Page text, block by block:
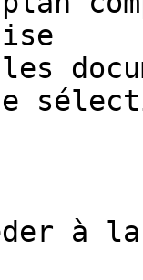
à